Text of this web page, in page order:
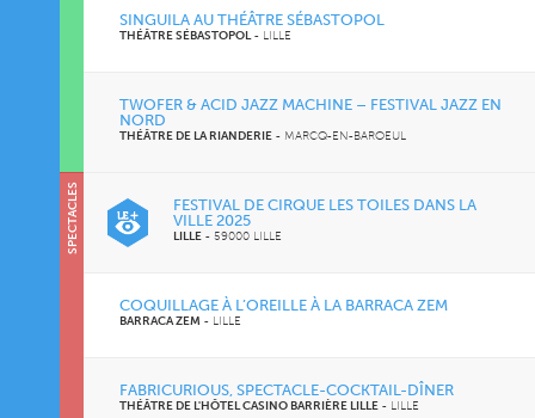
SINGUILA AU THÉÂTRE SÉBASTOPOL
THÉÂTRE SÉBASTOPOL- LILLE
TWOFER & ACID JAZZ MACHINE – FESTIVAL JAZZ EN
NORD
THÉÂTRE DE LA RIANDERIE - MARCQ-EN-BAROEUL
SOIRÉES
FESTIVAL DE CIRQUE LES TOILES DANS LA
VILLE 2025
LILLE - 59000 LILLE
COQUILLAGE À L’OREILLE À LA BARRACA ZEM
BARRACA ZEM - LILLE
FABRICURIOUS, SPECTACLE-COCKTAIL-DÎNER
THÉÂTRE DE L'HÔTEL CASINO BARRIÈRE LILLE - LILLE
SPECTACLES